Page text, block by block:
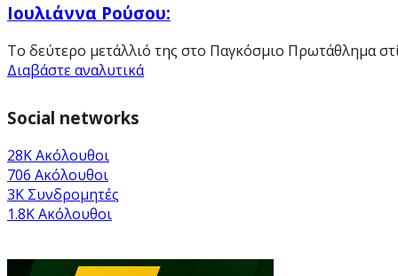
Ιουλιάννα Ρούσου:
Το δεύτερο μετάλλιό της στο Παγκόσμιο Πρωτάθλημα
Διαβάστε αναλυτικά
Social networks
28KΑκόλουθοι
706 Ακόλουθοι
3K Συνδρομητές
1.8KΑκόλουθοι